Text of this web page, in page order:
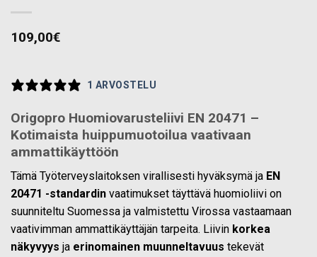
109,00€
1 ARVOSTELU
Origopro Huomiovarusteliivi EN 20471 –
Kotimaista huippumuotoilua vaativaan
ammattikäyttöön
Tämä Työterveyslaitoksen virallisesti hyväksymä ja EN
20471 -standardin vaatimukset täyttävä huomioliivi on
suunniteltu Suomessa ja valmistettu Virossa vastaamaan
vaativimman ammattikäyttäjän tarpeita. Liivin korkea
näkyvyys ja erinomainen muunneltavuus tekevät